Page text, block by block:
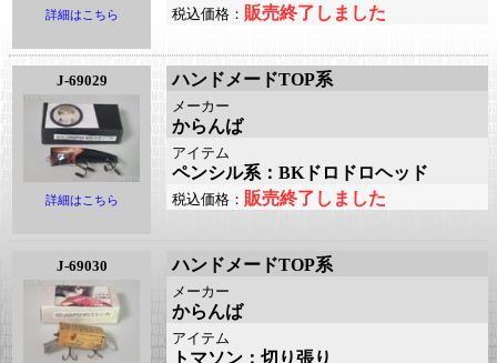
詳細はこちら 税込価格： 販売終了しました
J-69029
詳細はこちら
ハンドメードTOP系
メーカー
からんば
アイテム
ペンシル系：BKドロドロヘッド
税込価格： 販売終了しました
J-69030 ハンドメードTOP系
メーカー
からんば
アイテム
トマソン：切り張り